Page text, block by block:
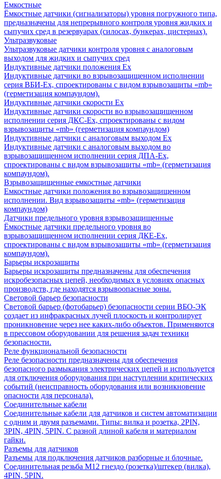
Емкостные
Ёмкостные датчики (сигнализаторы) уровня погружного типа,
предназначены для непрерывного контроля уровня жидких и
сыпучих сред в резервуарах (силосах, бункерах, цистернах).
Ультразвуковые
Ультразвуковые датчики контроля уровня с аналоговым
выходом для жидких и сыпучих сред
Индуктивные датчики положения Ех
Индуктивные датчики во взрывозащищенном исполнении
серия ВБИ-Ех, спроектированы с видом взрывозащиты «mb»
(герметизация компаундом).
Индуктивные датчики скорости Ех
Индуктивные датчики скорости во взрывозащищенном
исполнении серия ДКС-Ех, спроектированы с видом
взрывозащиты «mb» (герметизация компаундом)
Индуктивные датчики с аналоговым выходом Ех
Индуктивные датчики с аналоговым выходом во
взрывозащищенном исполнении серия ДПА-Ех,
спроектированы с видом взрывозащиты «mb» (герметизация
компаундом).
Взрывозащищенные емкостные датчики
Емкостные датчики положения во взрывозащищенном
исполнении. Вид взрывозащиты «mb» (герметизация
компаундом)
Датчики предельного уровня взрывозащищенные
Ёмкостные датчики предельного уровня во
взрывозащищенном исполнении серия ДКЕ-Ех,
спроектированы с видом взрывозащиты «mb» (герметизация
компаундом).
Барьеры искрозащиты
Барьеры искрозащиты предназначены для обеспечения
искробезопасных цепей, необходимых в условиях опасных
производств, где находятся взрывоопасные зоны.
Световой барьер безопасности
Световой барьер (фотобарьер) безопасности серии ВБО-ЭК
создает из инфракрасных лучей плоскость и контролирует
проникновение через нее каких-либо объектов. Применяются
в прессовом оборудовании для решения задач техники
безопасности.
Реле функциональной безопасности
Реле безопасности предназначены для обеспечения
безопасного размыкания электрических цепей и используется
для отключения оборудования при наступлении критических
событий (неисправность оборудования или возникновение
опасности для персонала).
Соединительные кабели
Соединительные кабели для датчиков и систем автоматизации
с одним и двумя разъемами. Типы: вилка и розетка, 2PIN,
3PIN, 4PIN, 5PIN. С разной длиной кабеля и материалом
гайки.
Разъемы для датчиков
Разъемы для подключения датчиков разборные и блочные.
Соединительная резьба М12 гнездо (розетка)/штекер (вилка),
4PIN, 5PIN.